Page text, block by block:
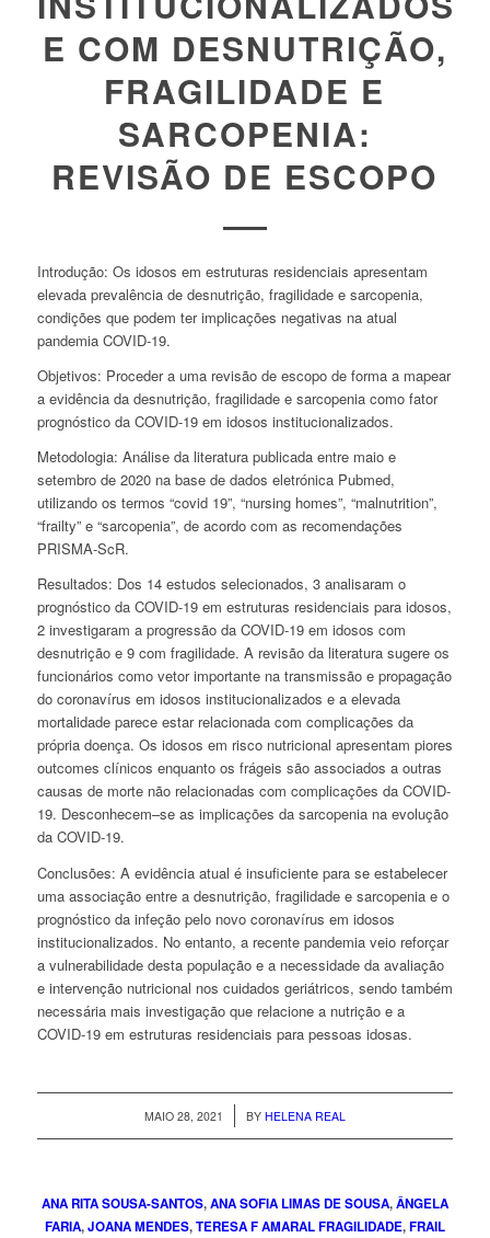
E COM DESNUTRIÇÃO,
FRAGILIDADE E
SARCOPENIA:
REVISÃO DE ESCOPO
Introdução: Os idosos em estruturas residenciais apresentam
elevada prevalência de desnutrição, fragilidade e sarcopenia,
condições que podem ter implicações negativas na atual
pandemia COVID-19.
Objetivos: Proceder a uma revisão de escopo de forma a mapear
a evidência da desnutrição, fragilidade e sarcopenia como fator
prognóstico da COVID-19 em idosos institucionalizados.
Metodologia: Análise da literatura publicada entre maio e
setembro de 2020 na base de dados eletrónica Pubmed,
utilizando os termos “covid 19”, “nursing homes”, “malnutrition”,
“frailty” e “sarcopenia”, de acordo com as recomendações
PRISMA-ScR.
Resultados: Dos 14 estudos selecionados, 3 analisaram o
prognóstico da COVID-19 em estruturas residenciais para idosos,
2 investigaram a progressão da COVID-19 em idosos com
desnutrição e 9 com fragilidade. A revisão da literatura sugere os
funcionários como vetor importante na transmissão e propagação
do coronavírus em idosos institucionalizados e a elevada
mortalidade parece estar relacionada com complicações da
própria doença. Os idosos em risco nutricional apresentam piores
outcomes clínicos enquanto os frágeis são associados a outras
causas de morte não relacionadas com complicações da COVID-
19. Desconhecem–se as implicações da sarcopenia na evolução
da COVID-19.
Conclusões: A evidência atual é insuficiente para se estabelecer
uma associação entre a desnutrição, fragilidade e sarcopenia e o
prognóstico da infeção pelo novo coronavírus em idosos
institucionalizados. No entanto, a recente pandemia veio reforçar
a vulnerabilidade desta população e a necessidade da avaliação
e intervenção nutricional nos cuidados geriátricos, sendo também
necessária mais investigação que relacione a nutrição e a
COVID-19 em estruturas residenciais para pessoas idosas.
MAIO 28, 2021
/ BY HELENA REAL
ANA RITA SOUSA-SANTOS,ANA SOFIA LIMAS DE SOUSA,ÂNGELA
FARIA,JOANA MENDES,TERESA F AMARALFRAGILIDADE,FRAIL